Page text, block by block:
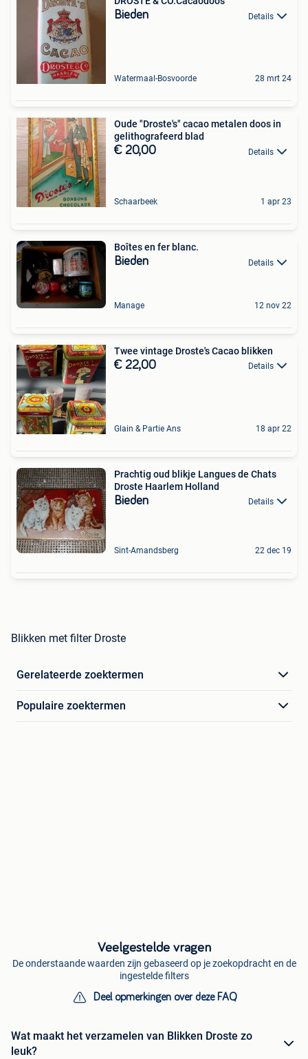
Bieden Details
Watermaal-Bosvoorde 28 mrt 24
Oude "Droste's" cacao metalen doos in
gelithografeerd blad
€ 20,00 Details
Schaarbeek 1 apr 23
Boîtes en fer blanc.
Bieden Details
Manage 12 nov 22
Twee vintage Droste's Cacao blikken
€ 22,00 Details
Glain & Partie Ans 18 apr 22
Prachtig oud blikje Langues de Chats
Droste Haarlem Holland
Bieden Details
Sint-Amandsberg 22 dec 19
Blikken met filter Droste
Gerelateerde zoektermen
Populaire zoektermen
Veelgestelde vragen
De onderstaande waarden zijn gebaseerd op je zoekopdracht en de
ingestelde filters
Deel opmerkingen over deze FAQ
Wat maakt het verzamelen van Blikken Droste zo
leuk?